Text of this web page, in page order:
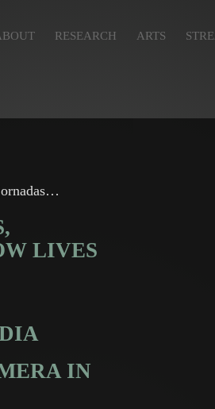
RESEARCH ARTS
LIVES
IN